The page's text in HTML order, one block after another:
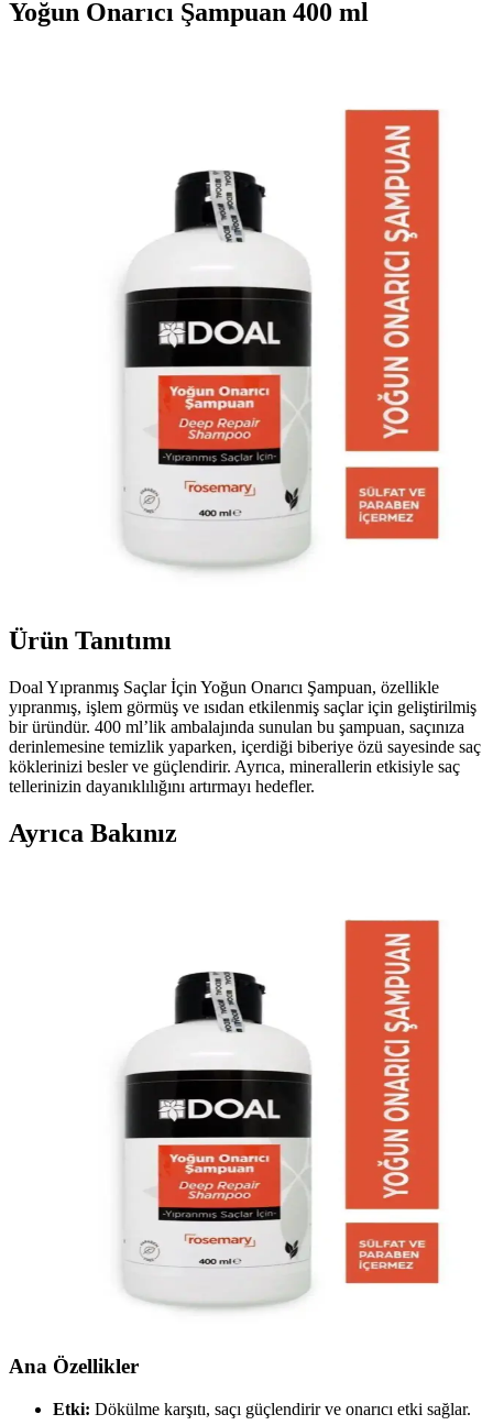
Yoğun Onarıcı Şampuan 400 ml
Ürün Tanıtımı
Doal Yıpranmış Saçlar İçin Yoğun Onarıcı Şampuan, özellikle
yıpranmış, işlem görmüş ve ısıdan etkilenmiş saçlar için geliştirilmiş
bir üründür. 400 ml’lik ambalajında sunulan bu şampuan, saçınıza
derinlemesine temizlik yaparken, içerdiği biberiye özü sayesinde saç
köklerinizi besler ve güçlendirir. Ayrıca, minerallerin etkisiyle saç
tellerinizin dayanıklılığını artırmayı hedefler.
Ayrıca Bakınız
DOAL Zayıf Saçlar için Güçlendirici ve HBEAUTY Kolajen
Şampuanı, saç dökülmesi sorununu çözmeye yönelik etkili
ürünlerdir. Hangisi sizin için daha iyi bir tercih?
Karşılaştırma: DOAL Yıpranmış Saçlar İçin Onarıcı
Şampuan ile Liquid Keratin Şampuanı
Yıpranmış saçlar için iki popüler şampuanı karşılaştırıyoruz. DOAL
ve Liquid Keratin şampuanları arasındaki farklar, faydalar ve
kullanıcı yorumlarıyla saç sağlığınızı nasıl iyileştirebilirsiniz?
Doal Biberiye İçerikli Yoğun Onarıcı Şampuan:
Dökülme Karşıtı Çözüm
Doal Biberiye Rosemary içerikli yoğun onarıcı şampuan, yıpranmış
saçları derinlemesine temizler ve güçlendirir. Saç dökülmesine karşı
etkili bir çözüm sunar.
Ana Özellikler
Etki: Dökülme karşıtı, saçı güçlendirir ve onarıcı etki sağlar.